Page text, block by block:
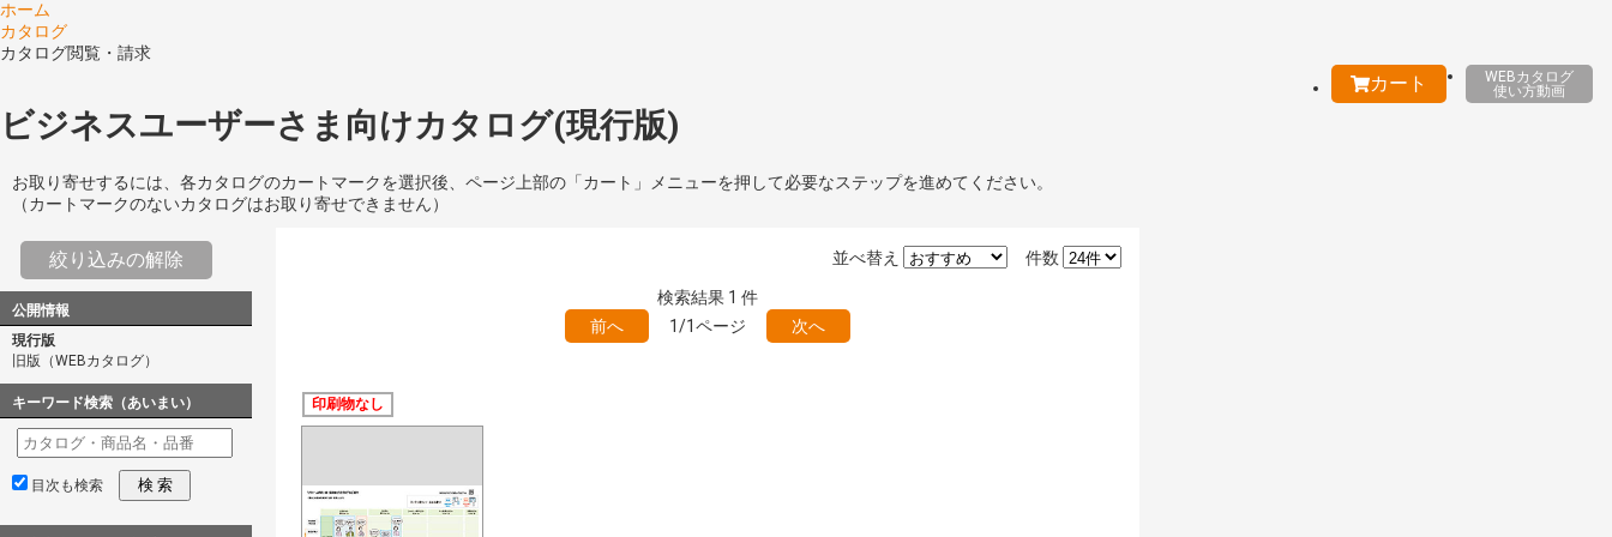
ホーム
カタログ
カタログ閲覧・請求
カート
WEBカタログ
使い方動画
ビジネスユーザーさま向けカタログ(現行版)
お取り寄せするには、各カタログのカートマークを選択後、ページ上部の「カート」メニューを押して必要なステップを進めてください。
（カートマークのないカタログはお取り寄せできません）
絞り込みの解除
公開情報
現行版
旧版（WEBカタログ）
キーワード検索（あいまい）
目次も検索 検 索
件数
並べ替え
検索結果 1 件
前へ
1/1ページ 次へ
印刷物なし